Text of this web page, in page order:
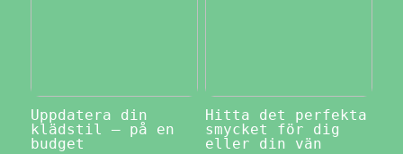
Uppdatera din
klädstil – på en
budget
Hitta det perfekta
smycket för dig
eller din vän